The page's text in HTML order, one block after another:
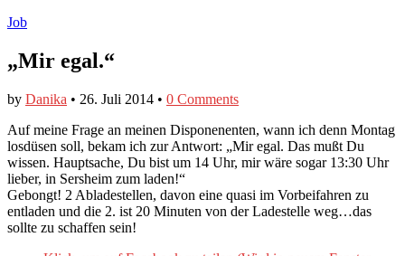
Job
„Mir egal.“
by Danika • 26. Juli 2014 • 0 Comments
Auf meine Frage an meinen Disponenenten, wann ich denn Montag
losdüsen soll, bekam ich zur Antwort: „Mir egal. Das mußt Du
wissen. Hauptsache, Du bist um 14 Uhr, mir wäre sogar 13:30 Uhr
lieber, in Sersheim zum laden!“
Gebongt! 2 Abladestellen, davon eine quasi im Vorbeifahren zu
entladen und die 2. ist 20 Minuten von der Ladestelle weg…das
sollte zu schaffen sein!